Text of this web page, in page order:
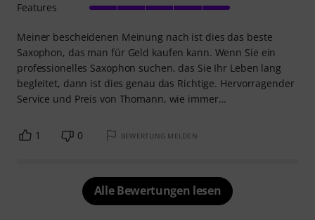
Meiner bescheidenen Meinung nach ist dies das beste
Saxophon, das man für Geld kaufen kann. Wenn Sie ein
professionelles Saxophon suchen, das Sie Ihr Leben lang
begleitet, dann ist dies genau das Richtige. Hervorragender
Service und Preis von Thomann, wie immer…
Features
1 0 BEWERTUNG MELDEN
Alle Bewertungen lesen